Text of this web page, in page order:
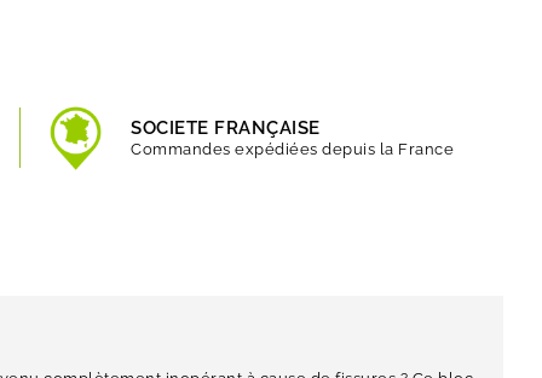
SOCIETE FRANÇAISE
Commandes expédiées depuis la France